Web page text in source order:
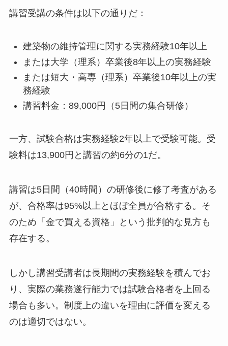
講習受講の条件は以下の通りだ：
建築物の維持管理に関する実務経験10年以上
または大学（理系）卒業後8年以上の実務経験
または短大・高専（理系）卒業後10年以上の実
務経験
講習料金：89,000円（5日間の集合研修）
一方、試験合格は実務経験2年以上で受験可能。受
験料は13,900円と講習の約6分の1だ。
講習は5日間（40時間）の研修後に修了考査がある
が、合格率は95%以上とほぼ全員が合格する。そ
のため「金で買える資格」という批判的な見方も
存在する。
しかし講習受講者は長期間の実務経験を積んでお
り、実際の業務遂行能力では試験合格者を上回る
場合も多い。制度上の違いを理由に評価を変える
のは適切ではない。